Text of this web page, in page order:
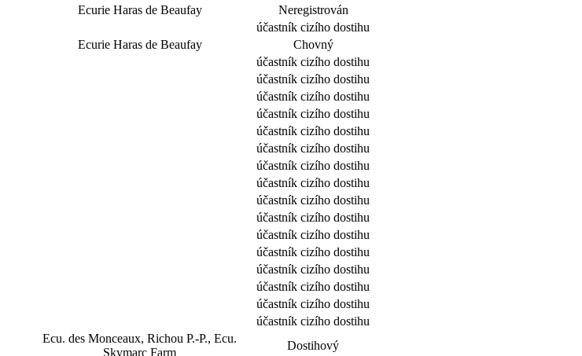
Ecurie Haras de Beaufay
Neregistrován
účastník cizího dostihu
Ecurie Haras de Beaufay
Chovný
účastník cizího dostihu
účastník cizího dostihu
účastník cizího dostihu
účastník cizího dostihu
účastník cizího dostihu
účastník cizího dostihu
účastník cizího dostihu
účastník cizího dostihu
účastník cizího dostihu
účastník cizího dostihu
účastník cizího dostihu
účastník cizího dostihu
účastník cizího dostihu
účastník cizího dostihu
účastník cizího dostihu
účastník cizího dostihu
Ecu. des Monceaux, Richou P.-P., Ecu.
Skymarc Farm
Dostihový